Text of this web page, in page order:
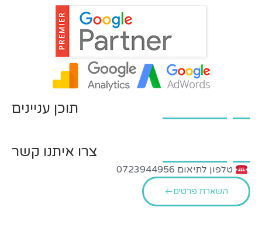
תוכן עניינים
צרו איתנו קשר
טלפון לתיאום 0723944956
השארת פרטים